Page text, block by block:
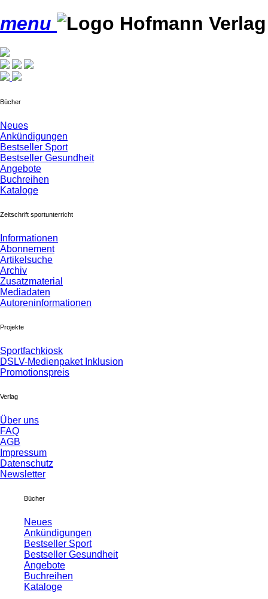
menu
Bücher
Neues
Ankündigungen
Bestseller Sport
Bestseller Gesundheit
Angebote
Buchreihen
Kataloge
Zeitschrift sportunterricht
Informationen
Abonnement
Artikelsuche
Archiv
Zusatzmaterial
Mediadaten
Autoreninformationen
Projekte
Sportfachkiosk
DSLV-Medienpaket Inklusion
Promotionspreis
Verlag
Über uns
FAQ
AGB
Impressum
Datenschutz
Newsletter
Bücher
Neues
Ankündigungen
Bestseller Sport
Bestseller Gesundheit
Angebote
Buchreihen
Kataloge